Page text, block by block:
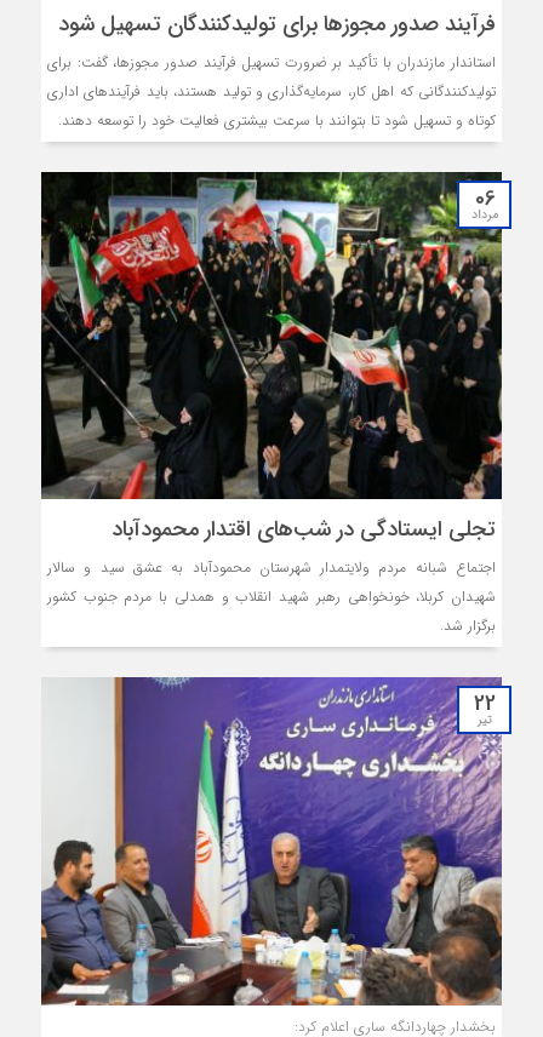
فرآیند صدور مجوزها برای تولیدکنندگان تسهیل شود
استاندار مازندران با تأکید بر ضرورت تسهیل فرآیند صدور مجوزها، گفت: برای
تولیدکنندگانی که اهل کار، سرمایه‌گذاری و تولید هستند، باید فرآیندهای اداری
کوتاه و تسهیل شود تا بتوانند با سرعت بیشتری فعالیت خود را توسعه دهند.
06
مرداد
تجلی ایستادگی در شب‌های اقتدار محمودآباد
اجتماع شبانه مردم ولایتمدار شهرستان محمودآباد به عشق سید و سالار
شهیدان کربلا، خونخواهی رهبر شهید انقلاب و همدلی با مردم جنوب کشور
برگزار شد.
22
تیر
بخشدار چهاردانگه ساری اعلام کرد: